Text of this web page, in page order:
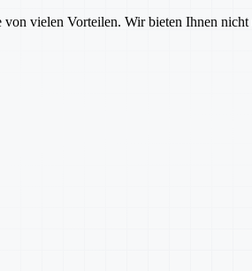
vielen Vorteilen. Wir bieten Ihnen